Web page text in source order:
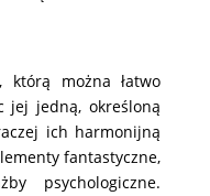
którą można łatwo
jej jedną, określoną
ich harmonijną
fantastyczne,
psychologiczne.